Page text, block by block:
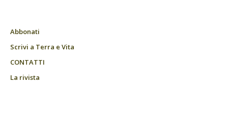
Abbonati
Scrivi a Terra e Vita
CONTATTI
La rivista